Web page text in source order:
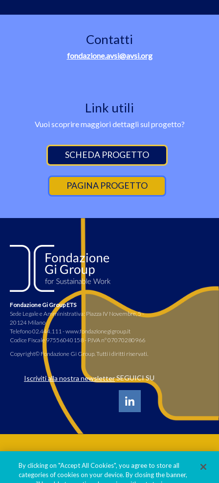
Contatti
fondazione.avsi@avsi.org
Link utili
Vuoi scoprire maggiori dettagli sul progetto?
SCHEDA PROGETTO
PAGINA PROGETTO
Fondazione Gi Group ETS
Sede Legale e Amministrativa: Piazza IV Novembre, 5 -
20124 Milano
Telefono 02.444.111 - www.fondazionegigroup.it
Codice Fiscale 97556040158 - P.IVA n° 07070280966
Copyright© Fondazione Gi Group. Tutti i diritti riservati.
SEGUICI SU
Iscriviti alla nostra newsletter
Cookie policy
Statuto Fondazione
By clicking on "Accept All Cookies", you agree to store all
categories of cookies on your device. By closing the banner,